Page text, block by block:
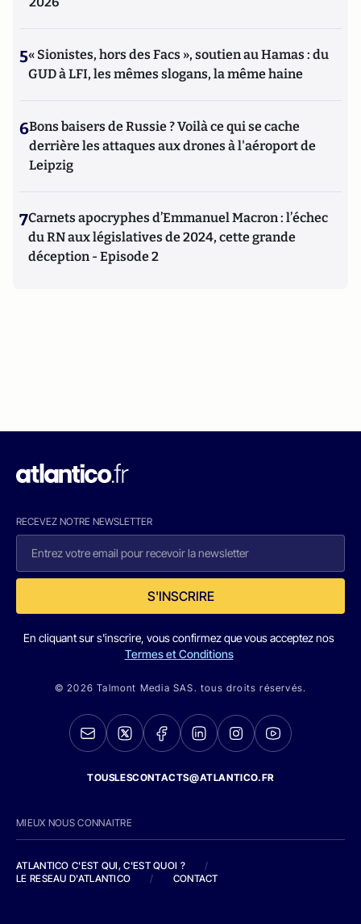
5« Sionistes, hors des Facs », soutien au Hamas : du
GUD à LFI, les mêmes slogans, la même haine
6Bons baisers de Russie ? Voilà ce qui se cache
derrière les attaques aux drones à l'aéroport de
Leipzig
7Carnets apocryphes d’Emmanuel Macron : l’échec
du RN aux législatives de 2024, cette grande
déception - Episode 2
RECEVEZ NOTRE NEWSLETTER
S'INSCRIRE
En cliquant sur s'inscrire, vous confirmez que vous acceptez nos
Termes et Conditions
© 2026 Talmont Media SAS. tous droits réservés.
TOUSLESCONTACTS@ATLANTICO.FR
MIEUX NOUS CONNAITRE
ATLANTICO C'EST QUI, C'EST QUOI ?
/
LE RESEAU D'ATLANTICO
/ CONTACT